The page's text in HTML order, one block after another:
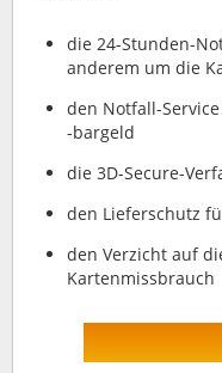
die 24-Stunden-
anderem um die
den Notfall-
-bargeld
die 3D-Secure-
den Lieferschutz
den Verzicht auf
Kartenmissbrauch